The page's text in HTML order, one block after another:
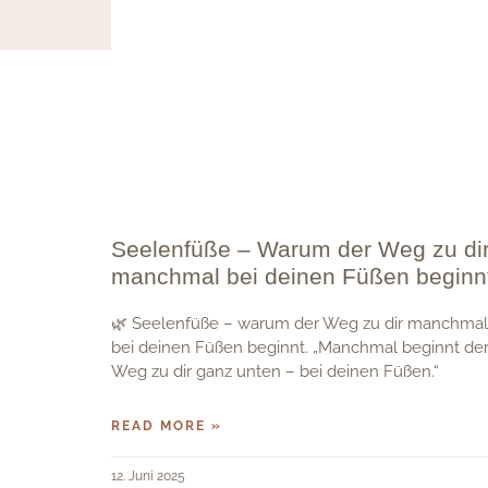
Seelenfüße – Warum der Weg zu
manchmal bei deinen Füßen
🌿 Seelenfüße – warum der Weg zu dir manchmal
bei deinen Füßen beginnt. „Manchmal beginnt der
Weg zu dir ganz unten – bei deinen Füßen.“
READ MORE »
12. Juni 2025